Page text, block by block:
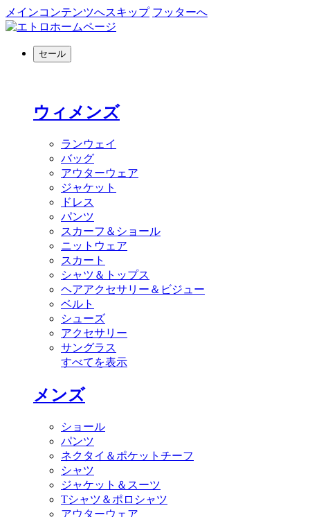
メインコンテンツへスキップ フッターへ
セール
ウィメンズ
ランウェイ
バッグ
アウターウェア
ジャケット
ドレス
パンツ
スカーフ＆ショール
ニットウェア
スカート
シャツ＆トップス
ヘアアクセサリー＆ビジュー
ベルト
シューズ
アクセサリー
サングラス
すべてを表示
メンズ
ショール
パンツ
ネクタイ＆ポケットチーフ
シャツ
ジャケット＆スーツ
Tシャツ＆ポロシャツ
アウターウェア